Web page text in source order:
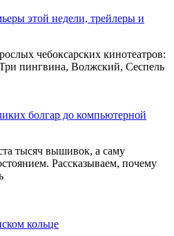
этой недели, трейлеры и
чебоксарских кинотеатров:
пингвина, Волжский, Сеспель
болгар до компьютерной
тысяч вышивок, а саму
Рассказываем, почему
кольце